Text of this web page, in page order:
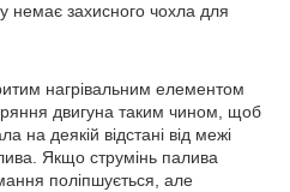
немає захисного чохла для
нагрівальним елементом
двигуна таким чином, щоб
на деякій відстані від межі
Якщо струмінь палива
поліпшується, але